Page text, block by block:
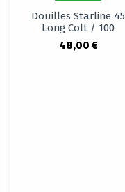
Douilles Starline 45
Long Colt / 100
48,00 €